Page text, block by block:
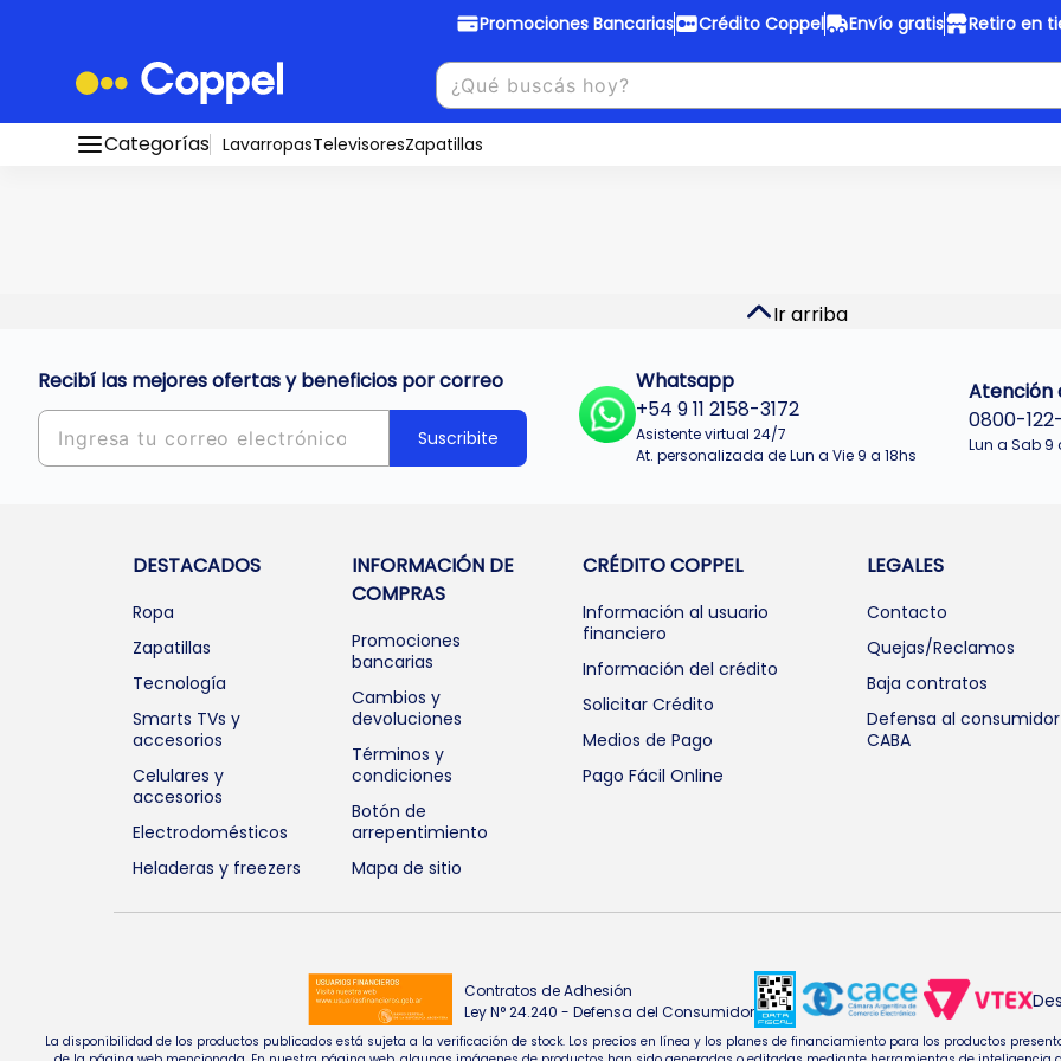
Promociones Bancarias Crédito Coppel Envío gratis Retiro en
Promociones Bancarias
Conocé todos nuestros medios de pago
Crédito Coppel
Hasta
Envío gratis
Categorías LavarropasTelevisoresZapatillas
Ir arriba
Recibí las mejores ofertas y beneficios por correo
Suscribite
Whatsapp
+54 9 11 2158-3172
Asistente virtual 24/7
At. personalizada de Lun a Vie 9 a 18hs
Atención
0800-
Lun a Sab 9
DESTACADOS
Ropa
Zapatillas
Tecnología
Smarts TVs y
accesorios
Celulares y
accesorios
Electrodomésticos
Heladeras y freezers
INFORMACIÓN DE
COMPRAS
Promociones
bancarias
Cambios y
devoluciones
Términos y
condiciones
Botón de
arrepentimiento
Mapa de sitio
CRÉDITO COPPEL
Información al usuario
financiero
Información del crédito
Solicitar Crédito
Medios de Pago
Pago Fácil Online
LEGALES
Contacto
Quejas/Reclamos
Baja contratos
Defensa al consumidor
CABA
Contratos de Adhesión
Ley N° 24.240 - Defensa del Consumidor
La disponibilidad de los productos publicados está sujeta a la verificación de stock. Los precios en línea y los planes de financiamiento para los productos